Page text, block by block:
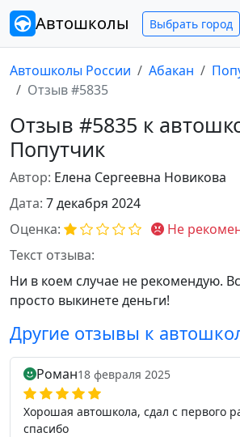
Автошколы Выбрать город
Автошколы России Абакан
Отзыв #5835
Отзыв #5835 к
Попутчик
Автор: Елена Сергеевна Новикова
Дата: 7 декабря 2024
Оценка:
Не
Текст отзыва:
Ни в коем случае не рекомендую.
просто выкинете деньги!
Другие отзывы к
Роман18 февраля 2025
Хорошая автошкола, сдал с первого
спасибо